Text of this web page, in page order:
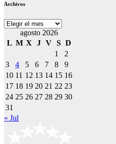
Archivos
Archivos
agosto 2026
L M X J V S D
1
2
3
4 5 6 7 8
9
10 11 12 13 14 15 16
17 18 19 20 21 22 23
24 25 26 27 28 29 30
31
« Jul